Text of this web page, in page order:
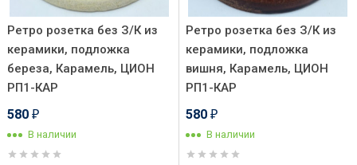
Ретро розетка без З/К из
керамики, подложка
береза, Карамель, ЦИОН
РП1-КАР
580 ₽
В наличии
Ретро розетка без З/К из
керамики, подложка
вишня, Карамель, ЦИОН
РП1-КАР
580 ₽
В наличии